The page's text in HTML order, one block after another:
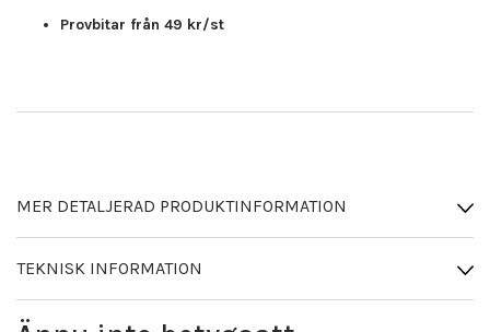
Provbitar från 49 kr/st
MER DETALJERAD PRODUKTINFORMATION
TEKNISK INFORMATION